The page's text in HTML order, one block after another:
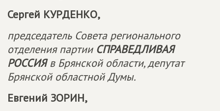
Сергей КУРДЕНКО,
председатель Совета регионального
отделения партии СПРАВЕДЛИВАЯ
РОССИЯв Брянской области, депутат
Брянской областной Думы.
Евгений ЗОРИН,